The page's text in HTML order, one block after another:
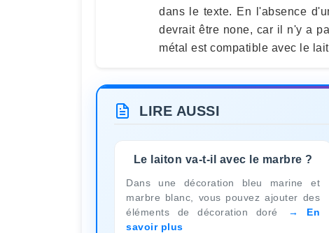
dans le texte. En l'absence
devrait être none, car il n'y a
métal est compatible avec le
LIRE AUSSI
Le laiton va-t-il avec le marbre ?
Dans une décoration bleu marine et
marbre blanc, vous pouvez ajouter des
éléments de décoration doré
En
savoir plus